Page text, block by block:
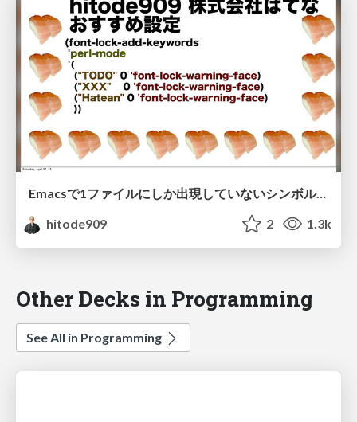
Emacsで1ファイルにしか出現していないシンボルをハイライトするやつ
hitode909
2 1.3k
Other Decks in Programming
See All in Programming